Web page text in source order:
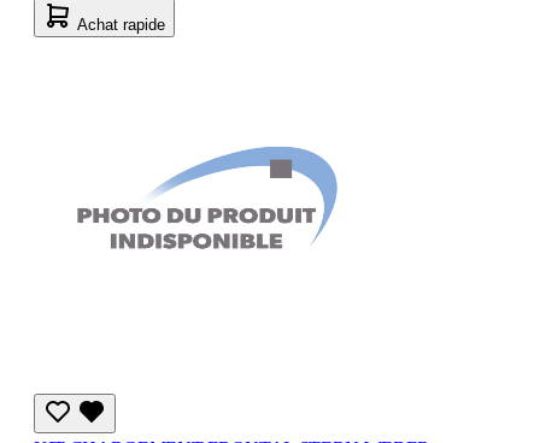
Achat rapide